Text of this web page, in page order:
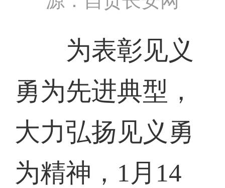
为表彰见义
勇为先进典型，
大力弘扬见义勇
为精神，1月14